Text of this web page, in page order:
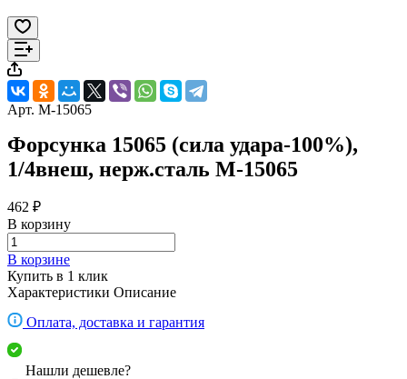
Арт. M-15065
Форсунка 15065 (сила удара-100%),
1/4внеш, нерж.сталь M-15065
462 ₽
В корзину
В корзине
Купить в 1 клик
Характеристики Описание
Оплата, доставка и гарантия
Нашли дешевле?